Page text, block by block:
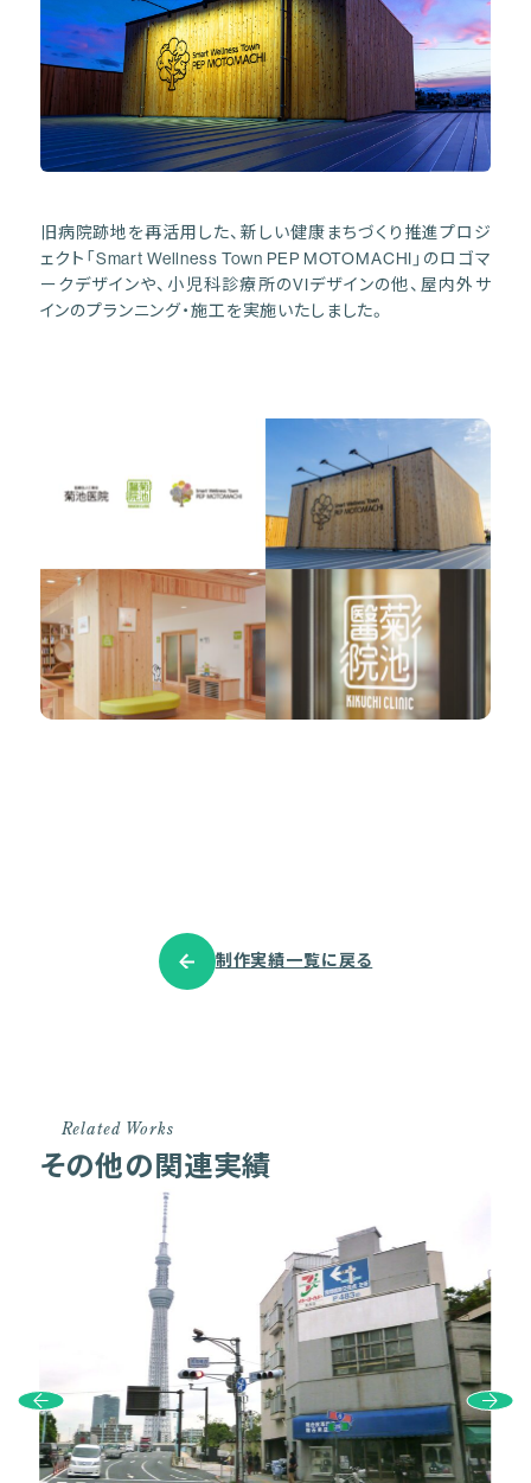
旧病院跡地を再活用した、新しい健康まちづくり推進プロジ
ェクト「Smart Wellness Town PEP MOTOMACHI」のロゴマ
ークデザインや、小児科診療所のVIデザインの他、屋内外サ
インのプランニング・施工を実施いたしました。
制作実績一覧に戻る
Related Works
その他の関連実績
Prev Next